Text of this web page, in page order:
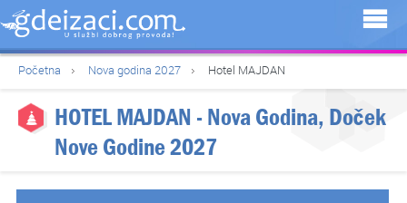
Početna Nova godina 2027 Hotel MAJDAN
HOTEL MAJDAN - Nova Godina, Doček
Nove Godine 2027